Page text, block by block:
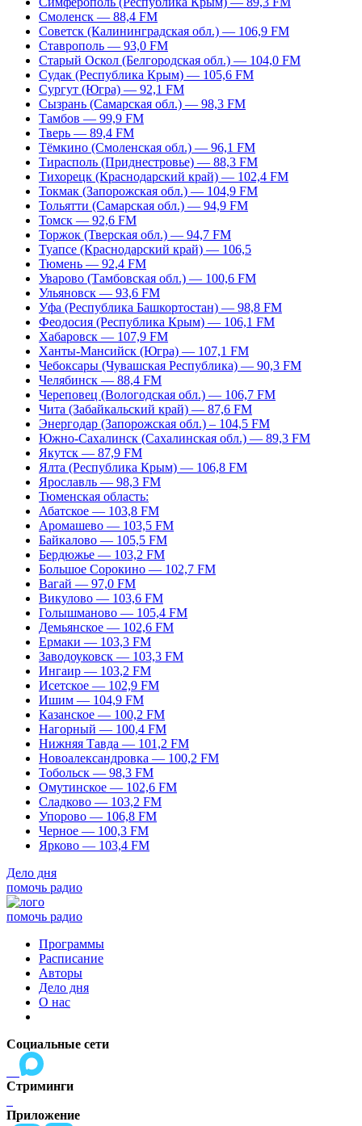
Смоленск — 88,4 FM
Советск (Калининградская обл.) — 106,9 FM
Ставрополь — 93,0 FM
Старый Оскол (Белгородская обл.) — 104,0 FM
Судак (Республика Крым) — 105,6 FM
Сургут (Югра) — 92,1 FM
Сызрань (Самарская обл.) — 98,3 FM
Тамбов — 99,9 FM
Тверь — 89,4 FM
Тёмкино (Смоленская обл.) — 96,1 FM
Тирасполь (Приднестровье) — 88,3 FM
Тихорецк (Краснодарский край) — 102,4 FM
Токмак (Запорожская обл.) — 104,9 FM
Тольятти (Самарская обл.) — 94,9 FM
Томск — 92,6 FM
Торжок (Тверская обл.) — 94,7 FM
Туапсе (Краснодарский край) — 106,5
Тюмень — 92,4 FM
Уварово (Тамбовская обл.) — 100,6 FM
Ульяновск — 93,6 FM
Уфа (Республика Башкортостан) — 98,8 FM
Феодосия (Республика Крым) — 106,1 FM
Хабаровск — 107,9 FM
Ханты-Мансийск (Югра) — 107,1 FM
Чебоксары (Чувашская Республика) — 90,3 FM
Челябинск — 88,4 FM
Череповец (Вологодская обл.) — 106,7 FM
Чита (Забайкальский край) — 87,6 FM
Энергодар (Запорожская обл.) – 104,5 FM
Южно-Сахалинск (Сахалинская обл.) — 89,3 FM
Якутск — 87,9 FM
Ялта (Республика Крым) — 106,8 FM
Ярославль — 98,3 FM
Тюменская область:
Абатское — 103,8 FM
Аромашево — 103,5 FM
Байкалово — 105,5 FM
Бердюжье — 103,2 FM
Большое Сорокино — 102,7 FM
Вагай — 97,0 FM
Викулово — 103,6 FM
Голышманово — 105,4 FM
Демьянское — 102,6 FM
Ермаки — 103,3 FM
Заводоуковск — 103,3 FM
Ингаир — 103,2 FM
Исетское — 102,9 FM
Ишим — 104,9 FM
Казанское — 100,2 FM
Нагорный — 100,4 FM
Нижняя Тавда — 101,2 FM
Новоалександровка — 100,2 FM
Тобольск — 98,3 FM
Омутинское — 102,6 FM
Сладково — 103,2 FM
Упорово — 106,8 FM
Черное — 100,3 FM
Ярково — 103,4 FM
Дело дня
помочь радио
помочь радио
Программы
Расписание
Авторы
Дело дня
О нас
Социальные сети
Стриминги
Приложение